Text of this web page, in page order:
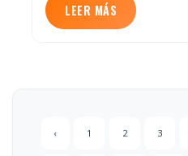
LEER MÁS
‹ 1 2 3